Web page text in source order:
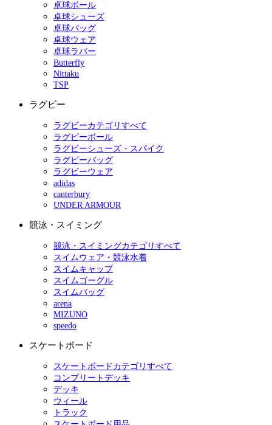
卓球ボール
卓球シューズ
卓球バッグ
卓球ウェア
卓球ラバー
Butterfly
Nittaku
TSP
ラグビー
ラグビーカテゴリすべて
ラグビーボール
ラグビーシューズ・スパイク
ラグビーバッグ
ラグビーウェア
adidas
canterbury
UNDER ARMOUR
競泳・スイミング
競泳・スイミングカテゴリすべて
スイムウェア・競泳水着
スイムキャップ
スイムゴーグル
スイムバッグ
arena
MIZUNO
speedo
スケートボード
スケートボードカテゴリすべて
コンプリートデッキ
デッキ
ウィール
トラック